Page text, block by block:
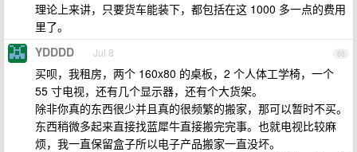
理论上来讲，只要货车能装下，都包括在这 1000 多一点的费用
里了。
68
YDDDD Jul 8
买呗，我租房，两个 160x80 的桌板，2 个人体工学椅，一个
55 寸电视，还有几个显示器，还有个大货架。
除非你真的东西很少并且真的很频繁的搬家，那可以暂时不买。
东西稍微多起来直接找蓝犀牛直接搬完完事。也就电视比较麻
烦，我一直保留盒子所以电子产品搬家一直没坏。